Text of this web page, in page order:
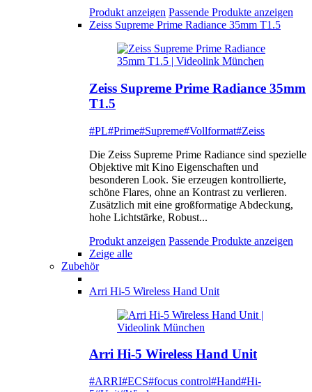
Produkt anzeigen Passende Produkte anzeigen
Zeiss Supreme Prime Radiance 35mm T1.5
Zeiss Supreme Prime Radiance 35mm
T1.5
#PL#Prime#Supreme#Vollformat#Zeiss
Die Zeiss Supreme Prime Radiance sind spezielle
Objektive mit Kino Eigenschaften und
besonderen Look. Sie erzeugen kontrollierte,
schöne Flares, ohne an Kontrast zu verlieren.
Zusätzlich mit eine großformatige Abdeckung,
hohe Lichtstärke, Robust...
Produkt anzeigen Passende Produkte anzeigen
Zeige alle
Zubehör
Arri Hi-5 Wireless Hand Unit
Arri Hi-5 Wireless Hand Unit
#ARRI#ECS#focus control#Hand#Hi-